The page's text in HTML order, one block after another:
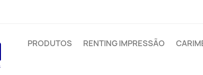
PRODUTOS RENTING IMPRESSÃO